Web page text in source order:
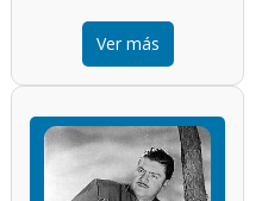
Ver más